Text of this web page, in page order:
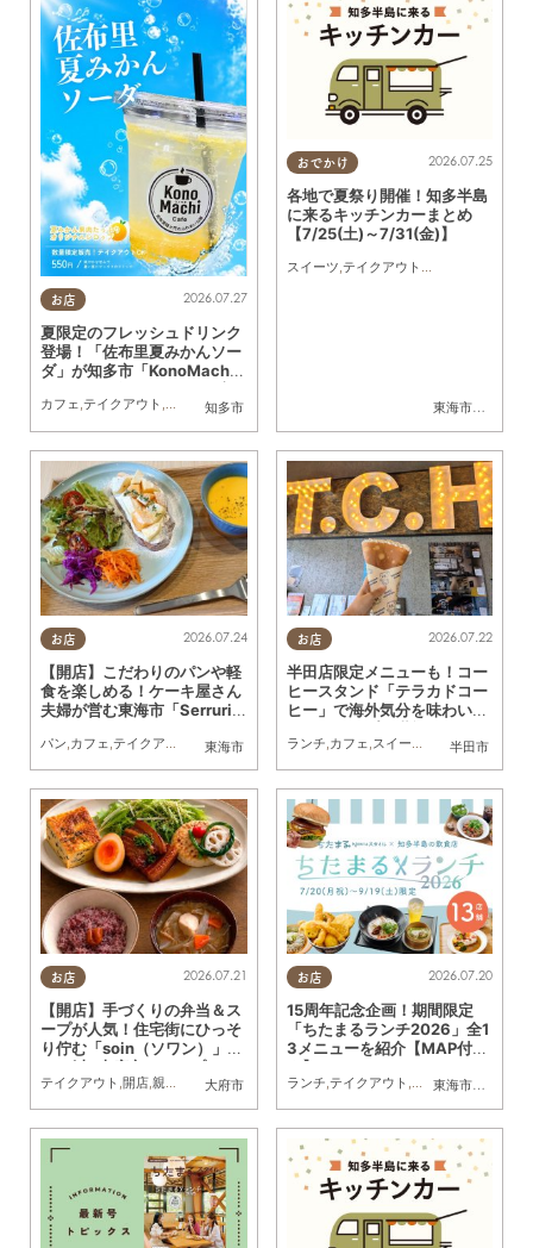
お店
知多市
2026.07.27
夏限定のフレッシュドリンク
登場！「佐布里夏みかんソー
ダ」が知多市「KonoMachi
告
カフェ,テイクアウト ,季節ネタ,ちたまる広告
おでかけ
東海市大府市
2026.07.25
各地で夏祭り開催！知多半島
に来るキッチンカーまとめ
【7/25(土)～7/31(金)】
スイーツ,テイクアウト ,キッチンカー
お店
東海市
2026.07.24
【開店】こだわりのパンや軽
食を楽しめる！ケーキ屋さん
夫婦が営む東海市「Serrurie
ド）」6/29(月)テストオープ
ン
パン,カフェ,テイクアウト 開店,専門店 まちネタ,親子,夫婦,家族,カップル,おひとり
お店
半田市
2026.07.22
半田店限定メニューも！コー
ヒースタンド「テラカドコー
ヒー」で海外気分を味わいな
ランチ,カフェ,スイーツ テイクアウト
お店
大府市
2026.07.21
【開店】手づくりの弁当＆ス
ープが人気！住宅街にひっそ
り佇む「soin（ソワン）」が
7/11(土)大府市にオープン
テイクアウト 開店 親子 夫婦,おひとりさま,KURUTOHP
お店
東海市
,大府市
2026.07.20
15周年記念企画！期間限定
「ちたまるランチ2026」全1
3メニューを紹介【MAP付
き】
ランチ テイクアウト 専門店,ちたまるス